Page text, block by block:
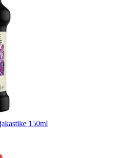
150ml